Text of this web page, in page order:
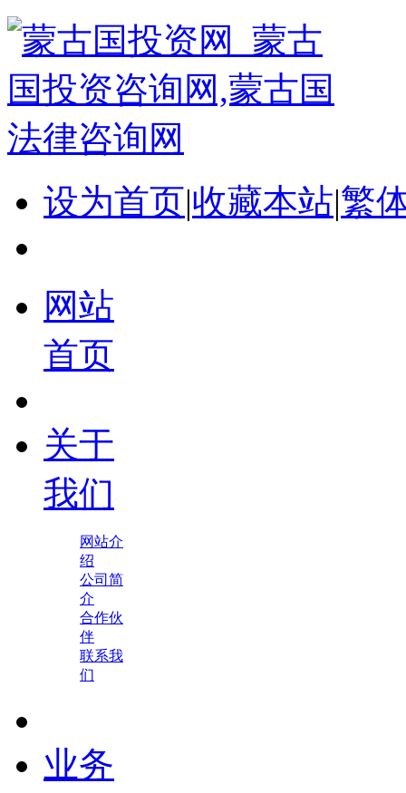
设为首页|收藏本站|繁
网站
首页
关于
我们
网站介
绍
公司简
介
合作伙
伴
联系我
们
业务